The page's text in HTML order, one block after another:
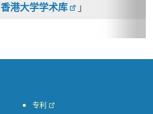
香港大学学术库 」
专利